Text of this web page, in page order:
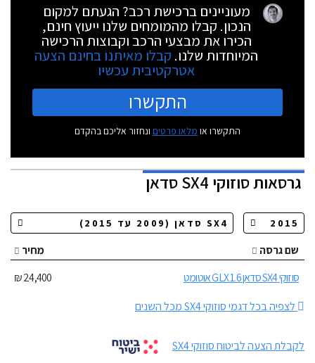
מעוניינים ברכישת רכב? הגעתם למקום
הנכון. קבלו מהמומחים שלנו ייעוץ חינם,
הכירו את מבצעי הרכב וקבוצות הרכישה
המיוחדות שלנו. קבלו מאיתנו בחינם הצעה
אטרקטיבית עכשיו
התקשרו
התקשרו או מלאו פרטים ונחזור אליכם בהקדם
גרסאותסוזוקי SX4 סדאן
שם גרסה
מחיר
סוזוקי SX4 סדאן 1.6 GLX אוטומט
24,400 ₪
לצפיה בכל דגמי סוזוקי SX4 מכל השנים
לקבלת הצעה לביטוח סוזוקי SX4